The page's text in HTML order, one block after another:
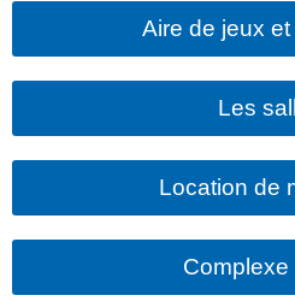
Aire de jeux
Les
Location de
Complexe